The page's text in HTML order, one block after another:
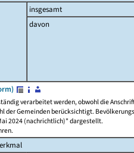
insgesamt
davon
verarbeitet werden, obwohl die
Gemeinden berücksichtigt.
2024 (nachrichtlich)" dargestellt.